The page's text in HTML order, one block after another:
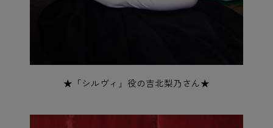
★「シルヴィ」役の吉北梨乃さん★